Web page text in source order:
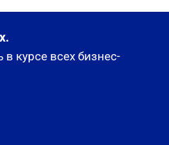
курсе всех бизнес-